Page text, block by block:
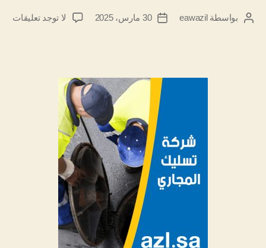
كاتببواسطةeawazil
تاريخ30 مارس، 2025 لا توجد تعليقات